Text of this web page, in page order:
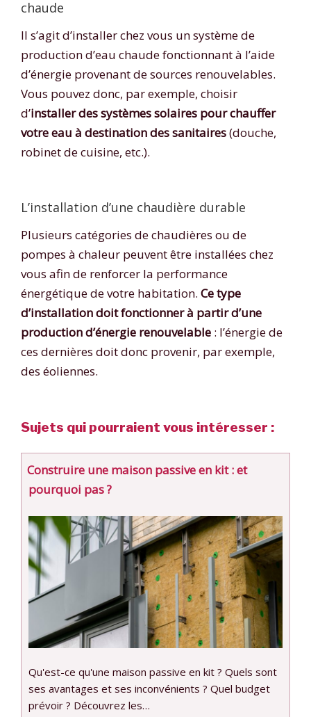
chaude
Il s’agit d’installer chez vous un système de
production d’eau chaude fonctionnant à l’aide
d’énergie provenant de sources renouvelables.
Vous pouvez donc, par exemple, choisir
d’installer des systèmes solaires pour chauffer
votre eau à destination des sanitaires(douche,
robinet de cuisine, etc.).
L’installation d’une chaudière durable
Plusieurs catégories de chaudières ou de
pompes à chaleur peuvent être installées chez
vous afin de renforcer la performance
énergétique de votre habitation. Ce type
d’installation doit fonctionner à partir d’une
production d’énergie renouvelable : l’énergie de
ces dernières doit donc provenir, par exemple,
des éoliennes.
Sujets qui pourraient vous intéresser :
Construire une maison passive en kit : et
pourquoi pas ?
Qu'est-ce qu'une maison passive en kit ? Quels sont
ses avantages et ses inconvénients ? Quel budget
prévoir ? Découvrez les…